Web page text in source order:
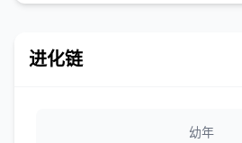
进化链
幼年